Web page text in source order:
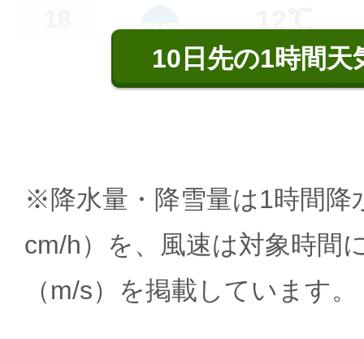
10日先の1時間天
※降水量・降雪量は1時間降
cm/h）を、風速は対象時間
（m/s）を掲載しています。